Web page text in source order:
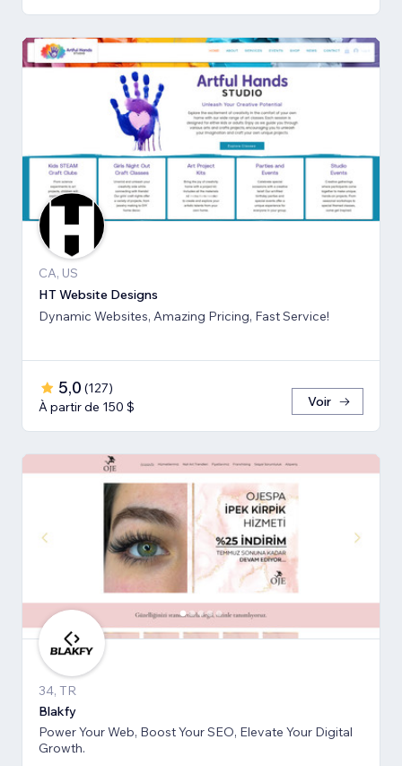
CA, US
HT Website Designs
Dynamic Websites, Amazing Pricing, Fast Service!
5,0 (127)
À partir de 150 $
Voir
34, TR
Blakfy
Power Your Web, Boost Your SEO, Elevate Your Digital
Growth.